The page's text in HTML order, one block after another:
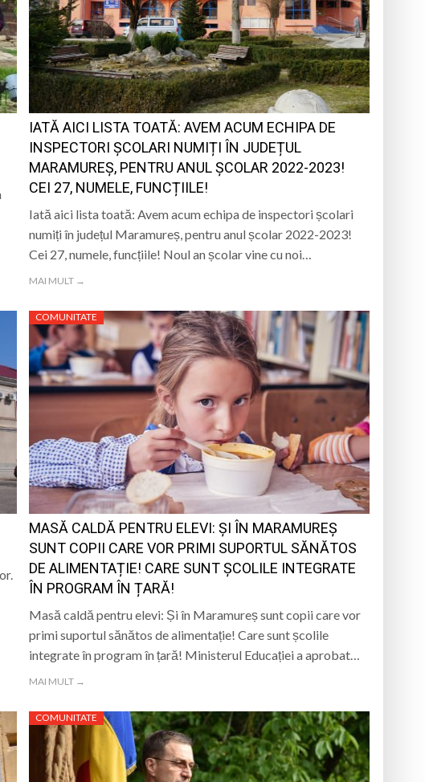
marcantă a Maramureșului
are loc la Sighetu Marmației
Opriș” Baia Mare
Dumbrăvița
IATĂ AICI LISTA TOATĂ: AVEM ACUM ECHIPA DE
INSPECTORI ȘCOLARI NUMIȚI ÎN JUDEȚUL
MARAMUREȘ, PENTRU ANUL ȘCOLAR 2022-2023!
CEI 27, NUMELE, FUNCȚIILE!
Iată aici lista toată: Avem acum echipa de inspectori școlari
numiți în județul Maramureș, pentru anul școlar 2022-2023!
Cei 27, numele, funcțiile! Noul an școlar vine cu noi…
MAI MULT →
COMUNITATE
MASĂ CALDĂ PENTRU ELEVI: ȘI ÎN MARAMUREȘ
SUNT COPII CARE VOR PRIMI SUPORTUL SĂNĂTOS
DE ALIMENTAȚIE! CARE SUNT ȘCOLILE INTEGRATE
ÎN PROGRAM ÎN ȚARĂ!
Masă caldă pentru elevi: Și în Maramureș sunt copii care vor
primi suportul sănătos de alimentație! Care sunt școlile
integrate în program în țară! Ministerul Educației a aprobat…
MAI MULT →
COMUNITATE